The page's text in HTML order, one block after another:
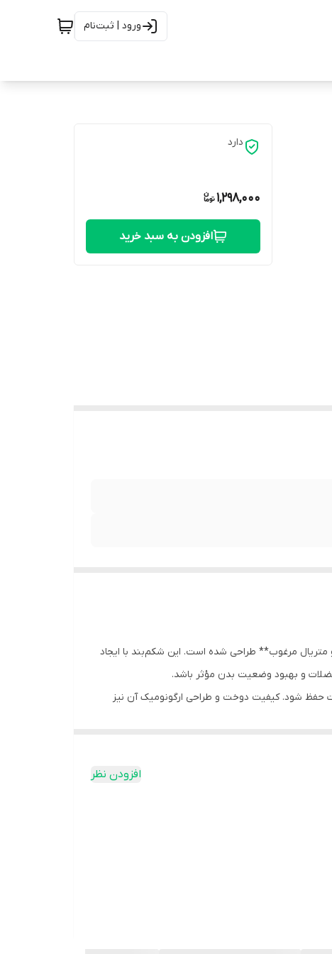
ورود | ثبت‌نام
دارد
1,298,000
افزودن به سبد خرید
متریال مرغوب** طراحی شده است. این شکم‌بند با ایجاد
و بهبود وضعیت بدن مؤثر باشد.
حفظ شود. کیفیت دوخت و طراحی ارگونومیک آن نیز
افزودن نظر